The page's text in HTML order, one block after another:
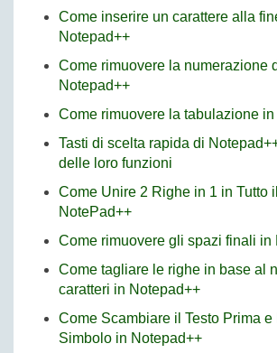
Come inserire un carattere alla
Notepad++
Come rimuovere la numerazione
Notepad++
Come rimuovere la tabulazione
Tasti di scelta rapida di
delle loro funzioni
Come Unire 2 Righe in 1 in Tutto
NotePad++
Come rimuovere gli spazi finali in
Come tagliare le righe in base al
caratteri in Notepad++
Come Scambiare il Testo Prima e
Simbolo in Notepad++